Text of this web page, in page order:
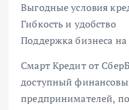
Выгодные условия
Гибкость и удобство
Поддержка бизнеса
Смарт Кредит от
доступный
предпринимателей,